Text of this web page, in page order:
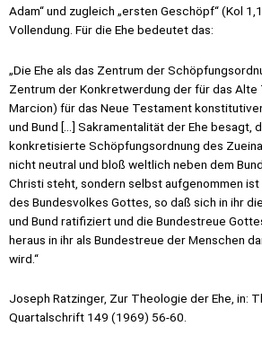
Adam“ und zugleich „ersten Geschöpf“ (Kol
Vollendung. Für die Ehe bedeutet das:
„Die Ehe als das Zentrum der
Zentrum der Konkretwerdung der für das Alte
Marcion) für das Neue Testament
und Bund […] Sakramentalität der Ehe besagt,
konkretisierte Schöpfungsordnung des
nicht neutral und bloß weltlich neben dem
Christi steht, sondern selbst aufgenommen ist
des Bundesvolkes Gottes, so daß sich in ihr
und Bund ratifiziert und die Bundestreue
heraus in ihr als Bundestreue der Menschen
wird.“
Joseph Ratzinger, Zur Theologie der Ehe, in:
Quartalschrift 149 (1969) 56-60.